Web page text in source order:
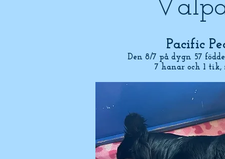
Pacific
Den 8/7 på dygn 57
7 hanar och 1